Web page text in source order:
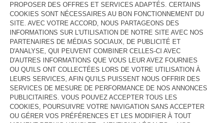
VOIR LA DISPONIBILITE EN MAGASIN
VOIR LE LOOK
DESCRIPTION